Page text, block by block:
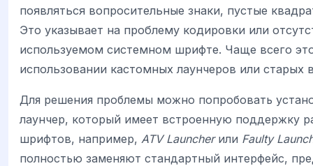
появляться вопросительные знаки, пустые
Это указывает на проблему кодировки или
используемом системном шрифте. Чаще всего
использовании кастомных лаунчеров или старых
Для решения проблемы можно попробовать
лаунчер, который имеет встроенную поддержку
шрифтов, например, ATV Launcherили Faulty
полностью заменяют стандартный интерфейс,